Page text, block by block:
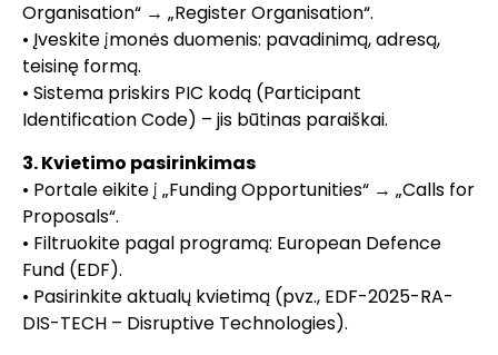
Organisation“ → „Register Organisation“.
• Įveskite įmonės duomenis: pavadinimą, adresą,
teisinę formą.
• Sistema priskirs PIC kodą (Participant
Identification Code) – jis būtinas paraiškai.
3. Kvietimo pasirinkimas
• Portale eikite į „Funding Opportunities“ → „Calls for
Proposals“.
• Filtruokite pagal programą: European Defence
Fund (EDF).
• Pasirinkite aktualų kvietimą (pvz., EDF-2025-RA-
DIS-TECH – Disruptive Technologies).